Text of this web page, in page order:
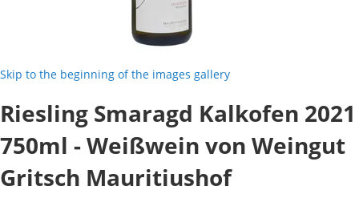
Skip to the beginning of the images gallery
Riesling Smaragd Kalkofen 2021
750ml - Weißwein von Weingut
Gritsch Mauritiushof